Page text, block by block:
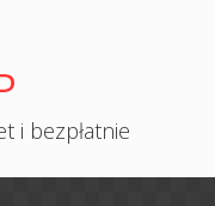
i bezpłatnie